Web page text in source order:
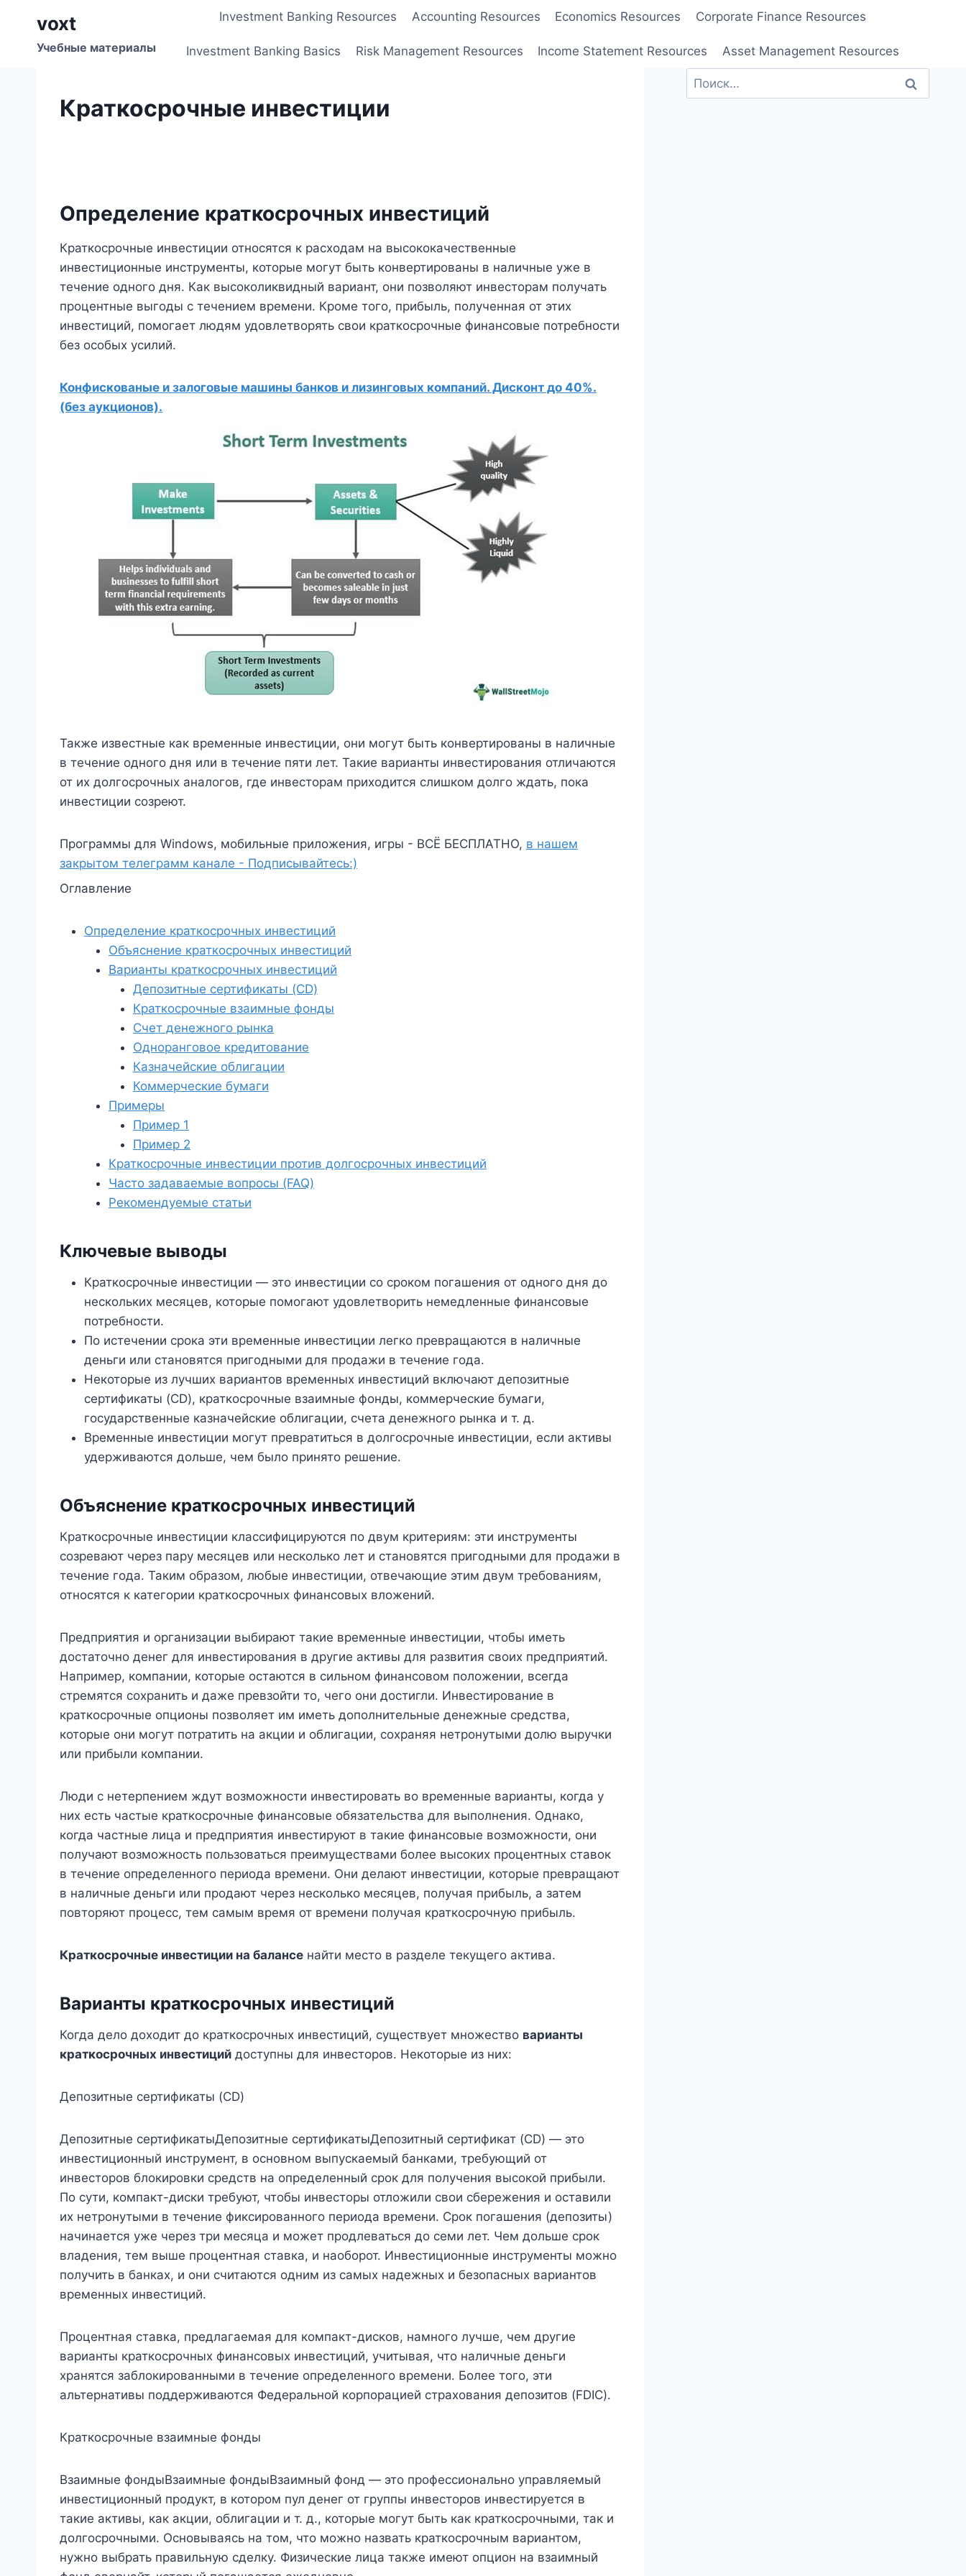
содержимому
voxt
Учебные материалы
Investment Banking Resources Accounting Resources Economics Resources Corporate Finance Resources
Investment Banking Basics Risk Management Resources Income Statement Resources Asset Management Resources
Краткосрочные инвестиции
Определение краткосрочных инвестиций
Краткосрочные инвестиции относятся к расходам на высококачественные
инвестиционные инструменты, которые могут быть конвертированы в наличные уже в
течение одного дня. Как высоколиквидный вариант, они позволяют инвесторам получать
процентные выгоды с течением времени. Кроме того, прибыль, полученная от этих
инвестиций, помогает людям удовлетворять свои краткосрочные финансовые потребности
без особых усилий.
Конфискованые и залоговые машины банков и лизинговых компаний. Дисконт до 40%.
(без аукционов).
Также известные как временные инвестиции, они могут быть конвертированы в наличные
в течение одного дня или в течение пяти лет. Такие варианты инвестирования отличаются
от их долгосрочных аналогов, где инвесторам приходится слишком долго ждать, пока
инвестиции созреют.
Программы для Windows, мобильные приложения, игры - ВСЁ БЕСПЛАТНО, в нашем
закрытом телеграмм канале - Подписывайтесь:)
Оглавление
Определение краткосрочных инвестиций
Объяснение краткосрочных инвестиций
Варианты краткосрочных инвестиций
Депозитные сертификаты (CD)
Краткосрочные взаимные фонды
Счет денежного рынка
Одноранговое кредитование
Казначейские облигации
Коммерческие бумаги
Примеры
Пример 1
Пример 2
Краткосрочные инвестиции против долгосрочных инвестиций
Часто задаваемые вопросы (FAQ)
Рекомендуемые статьи
Ключевые выводы
Краткосрочные инвестиции — это инвестиции со сроком погашения от одного дня до
нескольких месяцев, которые помогают удовлетворить немедленные финансовые
потребности.
По истечении срока эти временные инвестиции легко превращаются в наличные
деньги или становятся пригодными для продажи в течение года.
Некоторые из лучших вариантов временных инвестиций включают депозитные
сертификаты (CD), краткосрочные взаимные фонды, коммерческие бумаги,
государственные казначейские облигации, счета денежного рынка и т. д.
Временные инвестиции могут превратиться в долгосрочные инвестиции, если активы
удерживаются дольше, чем было принято решение.
Объяснение краткосрочных инвестиций
Краткосрочные инвестиции классифицируются по двум критериям: эти инструменты
созревают через пару месяцев или несколько лет и становятся пригодными для продажи в
течение года. Таким образом, любые инвестиции, отвечающие этим двум требованиям,
относятся к категории краткосрочных финансовых вложений.
Предприятия и организации выбирают такие временные инвестиции, чтобы иметь
достаточно денег для инвестирования в другие активы для развития своих предприятий.
Например, компании, которые остаются в сильном финансовом положении, всегда
стремятся сохранить и даже превзойти то, чего они достигли. Инвестирование в
краткосрочные опционы позволяет им иметь дополнительные денежные средства,
которые они могут потратить на акции и облигации, сохраняя нетронутыми долю выручки
или прибыли компании.
Люди с нетерпением ждут возможности инвестировать во временные варианты, когда у
них есть частые краткосрочные финансовые обязательства для выполнения. Однако,
когда частные лица и предприятия инвестируют в такие финансовые возможности, они
получают возможность пользоваться преимуществами более высоких процентных ставок
в течение определенного периода времени. Они делают инвестиции, которые превращают
в наличные деньги или продают через несколько месяцев, получая прибыль, а затем
повторяют процесс, тем самым время от времени получая краткосрочную прибыль.
Краткосрочные инвестиции на балансе найти место в разделе текущего актива.
Варианты краткосрочных инвестиций
Когда дело доходит до краткосрочных инвестиций, существует множество варианты
краткосрочных инвестиций доступны для инвесторов. Некоторые из них:
Депозитные сертификаты (CD)
Депозитные сертификатыДепозитные сертификатыДепозитный сертификат (CD) — это
инвестиционный инструмент, в основном выпускаемый банками, требующий от
инвесторов блокировки средств на определенный срок для получения высокой прибыли.
По сути, компакт-диски требуют, чтобы инвесторы отложили свои сбережения и оставили
их нетронутыми в течение фиксированного периода времени. Срок погашения (депозиты)
начинается уже через три месяца и может продлеваться до семи лет. Чем дольше срок
владения, тем выше процентная ставка, и наоборот. Инвестиционные инструменты можно
получить в банках, и они считаются одним из самых надежных и безопасных вариантов
временных инвестиций.
Процентная ставка, предлагаемая для компакт-дисков, намного лучше, чем другие
варианты краткосрочных финансовых инвестиций, учитывая, что наличные деньги
хранятся заблокированными в течение определенного времени. Более того, эти
альтернативы поддерживаются Федеральной корпорацией страхования депозитов (FDIC).
Краткосрочные взаимные фонды
Взаимные фондыВзаимные фондыВзаимный фонд — это профессионально управляемый
инвестиционный продукт, в котором пул денег от группы инвесторов инвестируется в
такие активы, как акции, облигации и т. д., которые могут быть как краткосрочными, так и
долгосрочными. Основываясь на том, что можно назвать краткосрочным вариантом,
нужно выбрать правильную сделку. Физические лица также имеют опцион на взаимный
Найти: